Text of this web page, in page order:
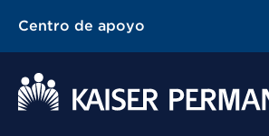
Centro de apoyo